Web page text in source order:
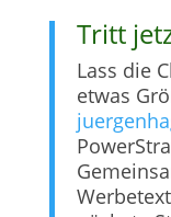
Tritt
Lass die
etwas